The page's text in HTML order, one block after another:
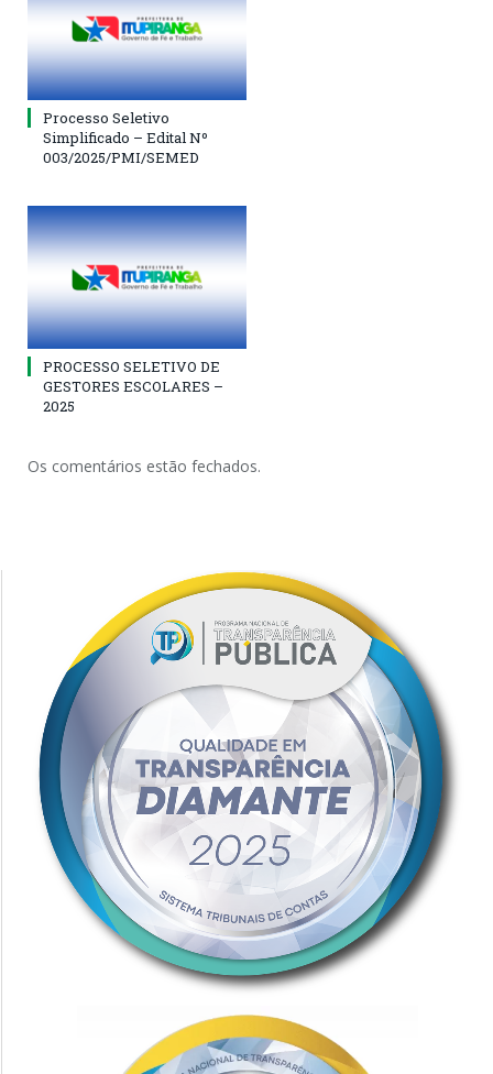
Processo Seletivo
Simplificado – Edital Nº
003/2025/PMI/SEMED
PROCESSO SELETIVO DE
GESTORES ESCOLARES –
2025
Os comentários estão fechados.